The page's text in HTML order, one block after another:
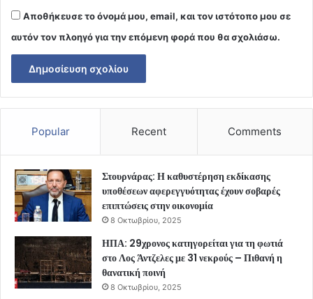
Αποθήκευσε το όνομά μου, email, και τον ιστότοπο μου σε
αυτόν τον πλοηγό για την επόμενη φορά που θα σχολιάσω.
Popular Recent Comments
Στουρνάρας: Η καθυστέρηση εκδίκασης
υποθέσεων αφερεγγυότητας έχουν σοβαρές
επιπτώσεις στην οικονομία
8 Οκτωβρίου, 2025
ΗΠΑ: 29χρονος κατηγορείται για τη φωτιά
στο Λος Άντζελες με 31 νεκρούς – Πιθανή η
θανατική ποινή
8 Οκτωβρίου, 2025